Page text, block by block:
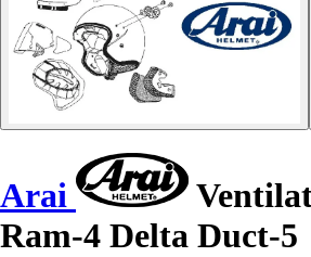
Arai
Ram-4 Delta Duct-5